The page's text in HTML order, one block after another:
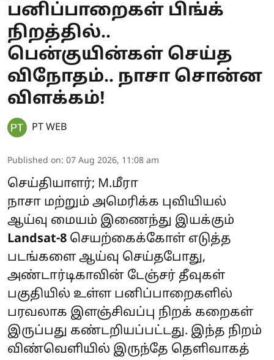
பனிப்பாறைகள் பிங்க்
நிறத்தில்..
பென்குயின்கள் செய்த
விநோதம்.. நாசா சொன்ன
விளக்கம்!
PT WEB
Published on: 07 Aug 2026, 11:08 am
செய்தியாளர்; M.மீரா
நாசா மற்றும் அமெரிக்க புவியியல்
ஆய்வு மையம் இணைந்து இயக்கும்
Landsat-8 செயற்கைக்கோள் எடுத்த
படங்களை ஆய்வு செய்தபோது,
அண்டார்டிகாவின் டேஞ்சர் தீவுகள்
பகுதியில் உள்ள பனிப்பாறைகளில்
பரவலாக இளஞ்சிவப்பு நிறக் கறைகள்
இருப்பது கண்டறியப்பட்டது. இந்த நிறம்
விண்வெளியில் இருந்தே தெளிவாகத்